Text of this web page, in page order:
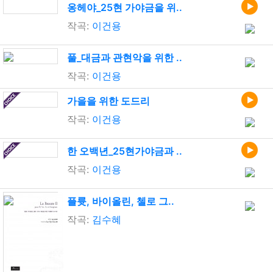
옹헤야_25현 가야금을 위..
작곡: 이건용
풀_대금과 관현악을 위한 ..
작곡: 이건용
가을을 위한 도드리
작곡: 이건용
한 오백년_25현가야금과 ..
작곡: 이건용
플륫, 바이올린, 첼로 그..
작곡: 김수혜